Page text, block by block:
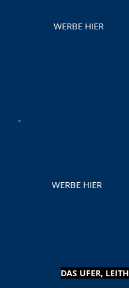
WERBE HIER
WERBE HIER
DAS UFER, LEITH